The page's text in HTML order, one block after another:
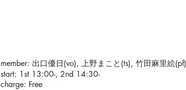
member: 出口優日(vo), 上野まこと(ts), 竹田麻里絵(pf)
start: 1st 13:00-, 2nd 14:30-
charge: Free